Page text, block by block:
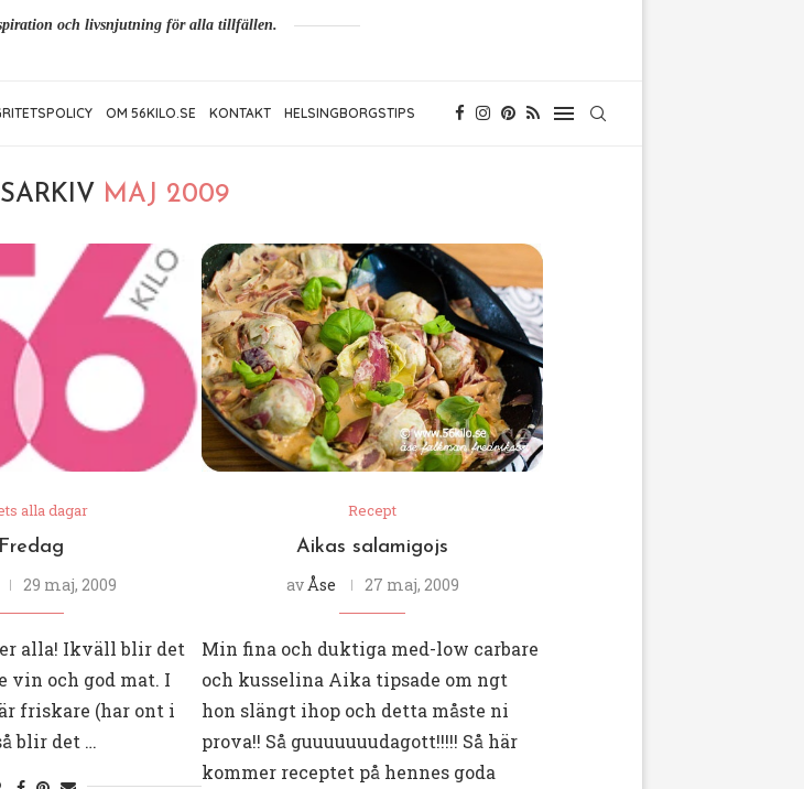
och livsnjutning för alla tillfällen.
OM 56KILO.SE KONTAKT HELSINGBORGSTIPS
MAJ 2009
alla dagar
Fredag
29 maj, 2009
alla! Ikväll blir det
vin och god mat. I
friskare (har ont i
blir det …
Recept
Aikas salamigojs
avÅse 27 maj, 2009
Min fina och duktiga med-low carbare
och kusselina Aika tipsade om ngt
hon slängt ihop och detta måste ni
prova!! Så guuuuuuudagott!!!!! Så här
kommer receptet på hennes goda